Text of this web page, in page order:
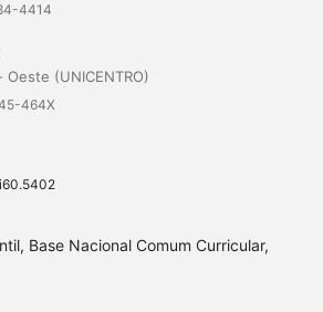
4414
(UNICENTRO)
464X
Base Nacional Comum Curricular,